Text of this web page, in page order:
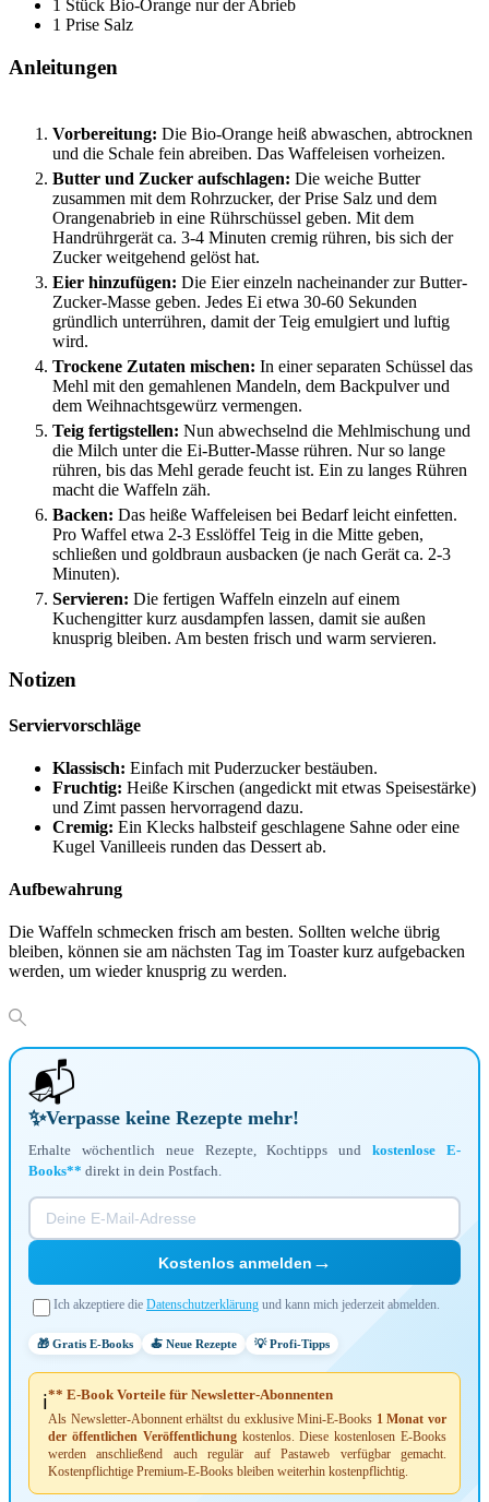
1 Stück Bio-Orange nur der Abrieb
1 Prise Salz
Anleitungen
Vorbereitung: Die Bio-Orange heiß abwaschen, abtrocknen
und die Schale fein abreiben. Das Waffeleisen vorheizen.
Butter und Zucker aufschlagen: Die weiche Butter
zusammen mit dem Rohrzucker, der Prise Salz und dem
Orangenabrieb in eine Rührschüssel geben. Mit dem
Handrührgerät ca. 3-4 Minuten cremig rühren, bis sich der
Zucker weitgehend gelöst hat.
Eier hinzufügen: Die Eier einzeln nacheinander zur Butter-
Zucker-Masse geben. Jedes Ei etwa 30-60 Sekunden
gründlich unterrühren, damit der Teig emulgiert und luftig
wird.
Trockene Zutaten mischen: In einer separaten Schüssel das
Mehl mit den gemahlenen Mandeln, dem Backpulver und
dem Weihnachtsgewürz vermengen.
Teig fertigstellen: Nun abwechselnd die Mehlmischung und
die Milch unter die Ei-Butter-Masse rühren. Nur so lange
rühren, bis das Mehl gerade feucht ist. Ein zu langes Rühren
macht die Waffeln zäh.
Backen: Das heiße Waffeleisen bei Bedarf leicht einfetten.
Pro Waffel etwa 2-3 Esslöffel Teig in die Mitte geben,
schließen und goldbraun ausbacken (je nach Gerät ca. 2-3
Minuten).
Servieren: Die fertigen Waffeln einzeln auf einem
Kuchengitter kurz ausdampfen lassen, damit sie außen
knusprig bleiben. Am besten frisch und warm servieren.
Notizen
Serviervorschläge
Klassisch: Einfach mit Puderzucker bestäuben.
Fruchtig: Heiße Kirschen (angedickt mit etwas Speisestärke)
und Zimt passen hervorragend dazu.
Cremig: Ein Klecks halbsteif geschlagene Sahne oder eine
Kugel Vanilleeis runden das Dessert ab.
Aufbewahrung
Die Waffeln schmecken frisch am besten. Sollten welche übrig
bleiben, können sie am nächsten Tag im Toaster kurz aufgebacken
werden, um wieder knusprig zu werden.
📬
✨Verpasse keine Rezepte mehr!
Erhalte wöchentlich neue Rezepte, Kochtipps undkostenlose E-
Books** direkt in dein Postfach.
Kostenlos anmelden →
Ich akzeptiere die Datenschutzerklärung und kann mich jederzeit abmelden.
🎁 Gratis E-Books 🍝 Neue Rezepte 💡 Profi-Tipps
ℹ️** E-Book Vorteile für Newsletter-Abonnenten
Als Newsletter-Abonnent erhältst du exklusive Mini-E-Books 1 Monat vor
der öffentlichen Veröffentlichungkostenlos. Diese kostenlosen E-Books
werden anschließend auch regulär auf Pastaweb verfügbar gemacht.
Kostenpflichtige Premium-E-Books bleiben weiterhin kostenpflichtig.